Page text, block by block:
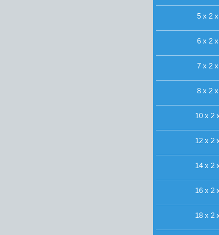
5 x 2
6 x 2
7 x 2
8 x 2
10 x 2
12 x 2
14 x 2
16 x 2
18 x 2